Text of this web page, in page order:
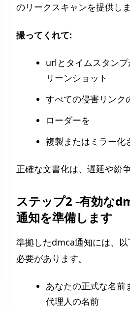
のリークスキャンを提供しま
撮ってくれて:
urlとタイムスタン
リーンショット
すべての侵害リンク
ローダーを
複製またはミラー化
正確な文書化は、遅延や紛
ステップ2 -有効な
通知を準備します
準拠したdmca通知には、
必要があります。
あなたの正式な名前
代理人の名前